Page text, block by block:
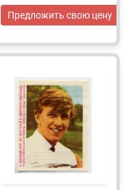
Предложить свою цену